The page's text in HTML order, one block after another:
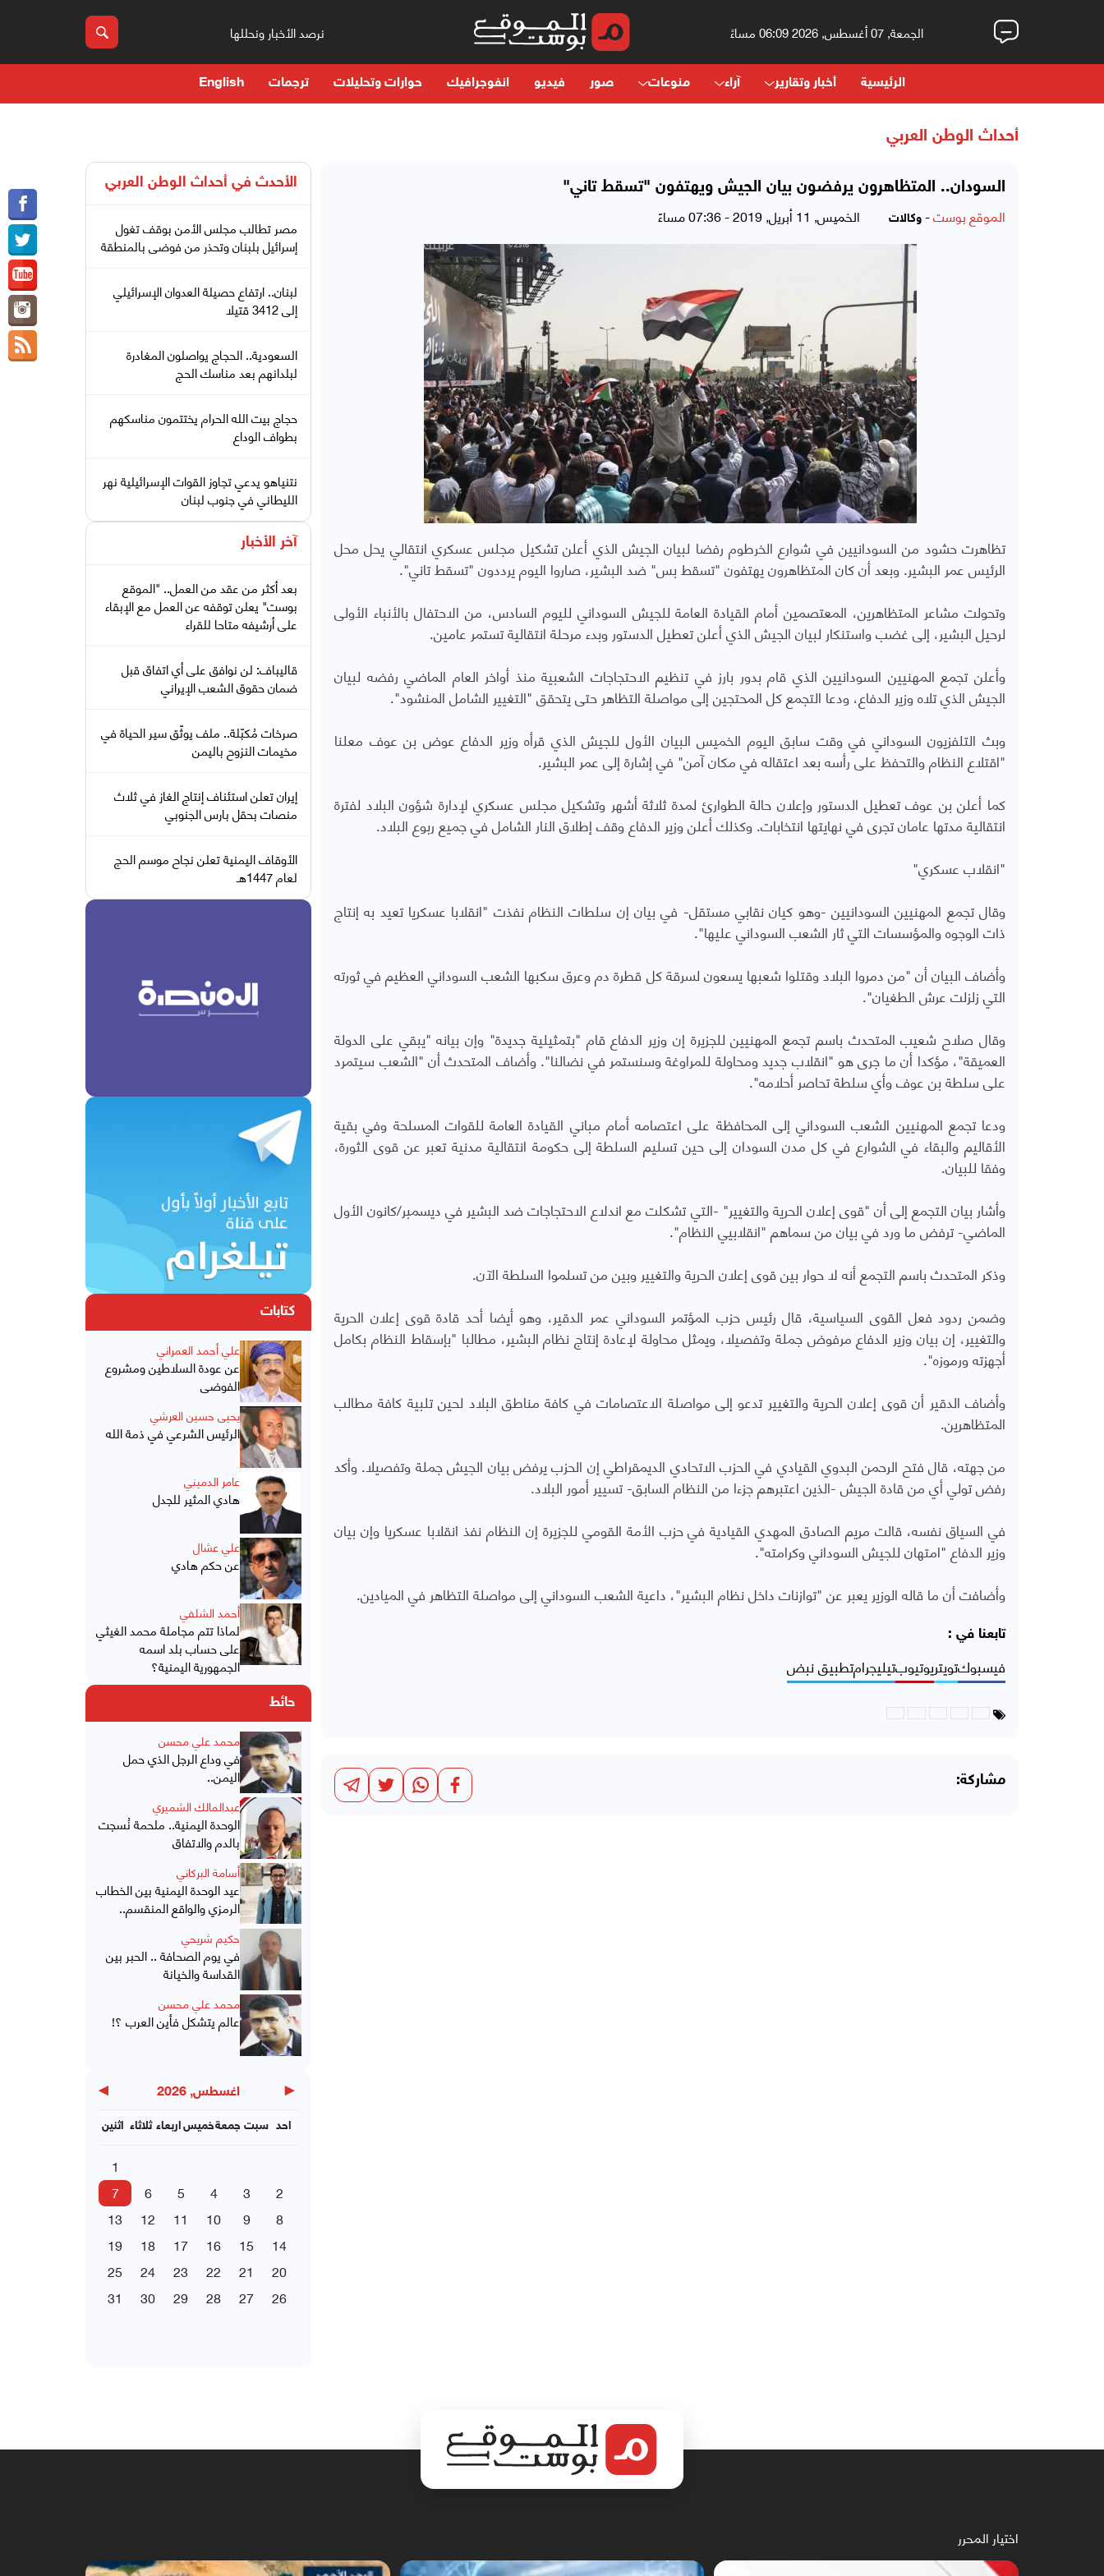
الجمعة, 07 أغسطس, 2026 06:09 مساءً نرصد الأخبار ونحللها
الرئيسية أخبار وتقارير آراء منوعات صور فيديو انفوجرافيك حوارات وتحليلات ترجمات English
أحداث الوطن العربي
السودان.. المتظاهرون يرفضون بيان الجيش ويهتفون "تسقط تاني"
الموقع بوست- وكالات الخميس, 11 أبريل, 2019 - 07:36 مساءً
تظاهرت حشود من السودانيين في شوارع الخرطوم رفضا لبيان الجيش الذي أعلن تشكيل مجلس عسكري انتقالي يحل محل
الرئيس عمر البشير. وبعد أن كان المتظاهرون يهتفون "تسقط بس" ضد البشير، صاروا اليوم يرددون "تسقط تاني".
وتحولت مشاعر المتظاهرين، المعتصمين أمام القيادة العامة للجيش السوداني لليوم السادس، من الاحتفال بالأنباء الأولى
لرحيل البشير، إلى غضب واستنكار لبيان الجيش الذي أعلن تعطيل الدستور وبدء مرحلة انتقالية تستمر عامين.
وأعلن تجمع المهنيين السودانيين الذي قام بدور بارز في تنظيم الاحتجاجات الشعبية منذ أواخر العام الماضي رفضه لبيان
الجيش الذي تلاه وزير الدفاع، ودعا التجمع كل المحتجين إلى مواصلة التظاهر حتى يتحقق "التغيير الشامل المنشود".
وبث التلفزيون السوداني في وقت سابق اليوم الخميس البيان الأول للجيش الذي قرأه وزير الدفاع عوض بن عوف معلنا
"اقتلاع النظام والتحفظ على رأسه بعد اعتقاله في مكان آمن" في إشارة إلى عمر البشير.
كما أعلن بن عوف تعطيل الدستور وإعلان حالة الطوارئ لمدة ثلاثة أشهر وتشكيل مجلس عسكري لإدارة شؤون البلاد لفترة
انتقالية مدتها عامان تجرى في نهايتها انتخابات. وكذلك أعلن وزير الدفاع وقف إطلاق النار الشامل في جميع ربوع البلاد.
"انقلاب عسكري"
وقال تجمع المهنيين السودانيين -وهو كيان نقابي مستقل- في بيان إن سلطات النظام نفذت "انقلابا عسكريا تعيد به إنتاج
ذات الوجوه والمؤسسات التي ثار الشعب السوداني عليها".
وأضاف البيان أن "من دمروا البلاد وقتلوا شعبها يسعون لسرقة كل قطرة دم وعرق سكبها الشعب السوداني العظيم في ثورته
التي زلزلت عرش الطغيان".
وقال صلاح شعيب المتحدث باسم تجمع المهنيين للجزيرة إن وزير الدفاع قام "بتمثيلية جديدة" وإن بيانه "يبقي على الدولة
العميقة"، مؤكدا أن ما جرى هو "انقلاب جديد ومحاولة للمراوغة وسنستمر في نضالنا". وأضاف المتحدث أن "الشعب سيتمرد
على سلطة بن عوف وأي سلطة تحاصر أحلامه".
ودعا تجمع المهنيين الشعب السوداني إلى المحافظة على اعتصامه أمام مباني القيادة العامة للقوات المسلحة وفي بقية
الأقاليم والبقاء في الشوارع في كل مدن السودان إلى حين تسليم السلطة إلى حكومة انتقالية مدنية تعبر عن قوى الثورة،
وفقا للبيان.
وأشار بيان التجمع إلى أن "قوى إعلان الحرية والتغيير" -التي تشكلت مع اندلاع الاحتجاجات ضد البشير في ديسمبر/كانون الأول
الماضي- ترفض ما ورد في بيان من سماهم "انقلابيي النظام".
وذكر المتحدث باسم التجمع أنه لا حوار بين قوى إعلان الحرية والتغيير وبين من تسلموا السلطة الآن.
وضمن ردود فعل القوى السياسية، قال رئيس حزب المؤتمر السوداني عمر الدقير، وهو أيضا أحد قادة قوى إعلان الحرية
والتغيير، إن بيان وزير الدفاع مرفوض جملة وتفصيلا، ويمثل محاولة لإعادة إنتاج نظام البشير، مطالبا "بإسقاط النظام بكامل
أجهزته ورموزه".
وأضاف الدقير أن قوى إعلان الحرية والتغيير تدعو إلى مواصلة الاعتصامات في كافة مناطق البلاد لحين تلبية كافة مطالب
المتظاهرين.
من جهته، قال فتح الرحمن البدوي القيادي في الحزب الاتحادي الديمقراطي إن الحزب يرفض بيان الجيش جملة وتفصيلا. وأكد
رفض تولي أي من قادة الجيش -الذين اعتبرهم جزءا من النظام السابق- تسيير أمور البلاد.
في السياق نفسه، قالت مريم الصادق المهدي القيادية في حزب الأمة القومي للجزيرة إن النظام نفذ انقلابا عسكريا وإن بيان
وزير الدفاع "امتهان للجيش السوداني وكرامته".
وأضافت أن ما قاله الوزير يعبر عن "توازنات داخل نظام البشير"، داعية الشعب السوداني إلى مواصلة التظاهر في الميادين.
تابعنا في :
فيسبوكتويتريوتيوبتيليجرامتطبيق نبض
مشاركة:
الأحدث في أحداث الوطن العربي
مصر تطالب مجلس الأمن بوقف تغول
إسرائيل بلبنان وتحذر من فوضى بالمنطقة
لبنان.. ارتفاع حصيلة العدوان الإسرائيلي
إلى 3412 قتيلا
السعودية.. الحجاج يواصلون المغادرة
لبلدانهم بعد مناسك الحج
حجاج بيت الله الحرام يختتمون مناسكهم
بطواف الوداع
نتنياهو يدعي تجاوز القوات الإسرائيلية نهر
الليطاني في جنوب لبنان
آخر الأخبار
بعد أكثر من عقد من العمل.. "الموقع
بوست" يعلن توقفه عن العمل مع الإبقاء
على أرشيفه متاحا للقراء
قاليباف: لن نوافق على أي اتفاق قبل
ضمان حقوق الشعب الإيراني
صرخات مُكبّلة.. ملف يوثّق سير الحياة في
مخيمات النزوح باليمن
إيران تعلن استئناف إنتاج الغاز في ثلاث
منصات بحقل بارس الجنوبي
الأوقاف اليمنية تعلن نجاح موسم الحج
لعام 1447هـ
كتابات
علي أحمد العمراني
عن عودة السلاطين ومشروع
الفوضى
يحيى حسين العرشي
الرئيس الشرعي في ذمة الله
عامر الدميني
هادي المثير للجدل
علي عشال
عن حكم هادي
أحمد الشلفي
لماذا تتم مجاملة محمد الغيثي
على حساب بلد اسمه
الجمهورية اليمنية؟
حائط
محمد علي محسن
في وداع الرجل الذي حمل
اليمن..
عبدالمالك الشميري
الوحدة اليمنية.. ملحمة نُسجت
بالدم والاتفاق
أسامة البركاني
عيد الوحدة اليمنية بين الخطاب
الرمزي والواقع المنقسم..
حكيم شريحي
في يوم الصحافة .. الحبر بين
القداسة والخيانة
محمد علي محسن
عالم يتشكل فأين العرب ؟!
◀ اغسطس, 2026 ▶
اثنين ثلاثاء اربعاءخميسجمعة سبت احد
1
2
3
4
5
6
7
8
9
10
11
12
13
14
15
16
17
18
19
20
21
22
23
24
25
26
27
28
29
30
31
اختيار المحرر